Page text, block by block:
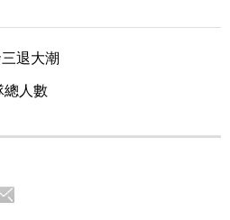
退大潮
總人數